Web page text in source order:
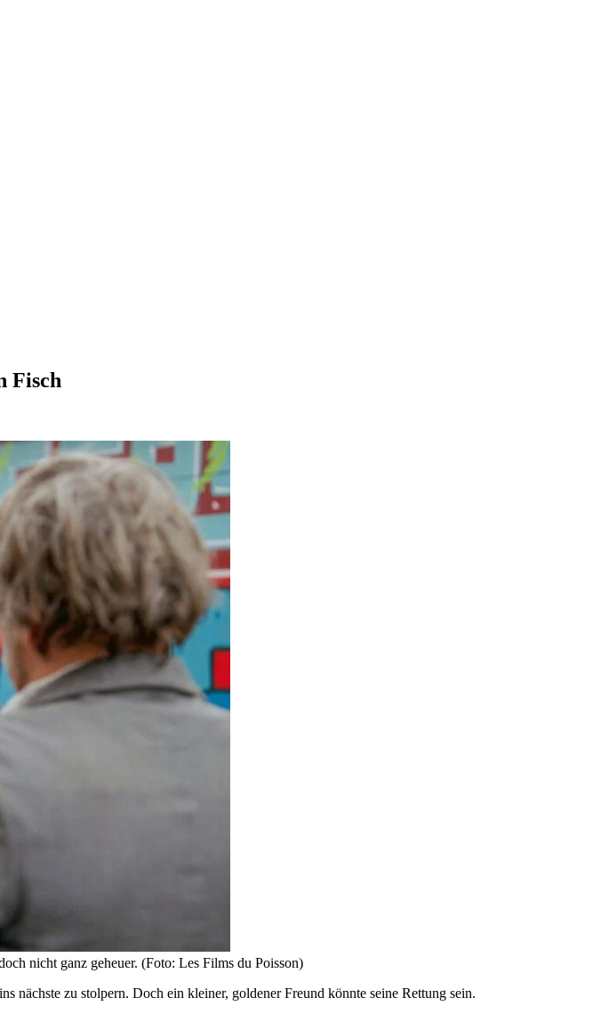
Fisch
nicht ganz geheuer. (Foto: Les Films du Poisson)
zu stolpern. Doch ein kleiner, goldener Freund könnte seine Rettung sein.